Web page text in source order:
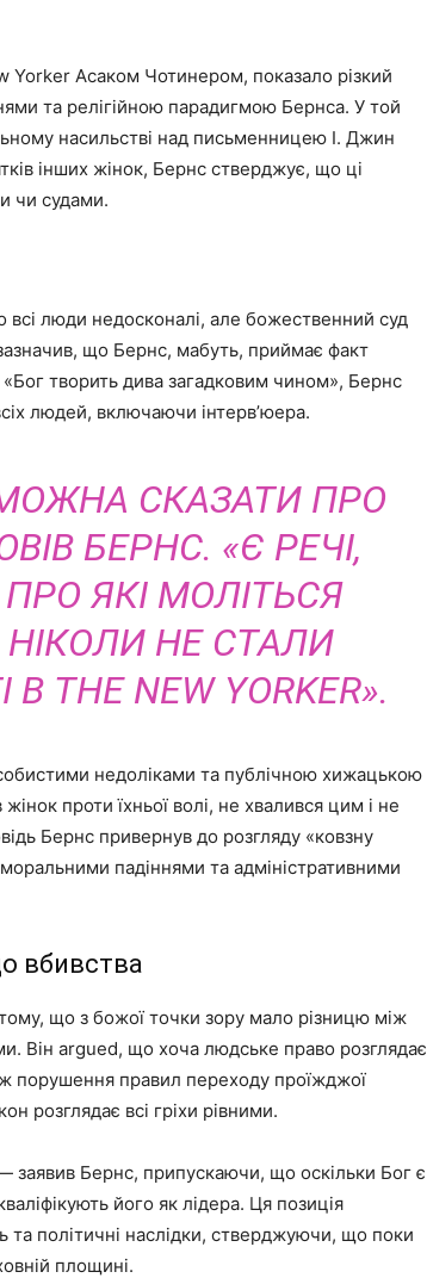
Yorker Асаком Чотинером, показало різкий
та релігійною парадигмою Бернса. У той
насильстві над письменницею І. Джин
інших жінок, Бернс стверджує, що ці
чи судами.
всі люди недосконалі, але божественний суд
що Бернс, мабуть, приймає факт
творить дива загадковим чином», Бернс
людей, включаючи інтерв’юера.
СКАЗАТИ ПРО
БЕРНС. «Є РЕЧІ,
ЯКІ МОЛІТЬСЯ
НЕ СТАЛИ
NEW YORKER».
недоліками та публічною хижацькою
проти їхньої волі, не хвалився цим і не
Бернс привернув до розгляду «ковзну
падіннями та адміністративними
вбивства
що з божої точки зору мало різницю між
Він argued, що хоча людське право розглядає
порушення правил переходу проїжджої
розглядає всі гріхи рівними.
заявив Бернс, припускаючи, що оскільки Бог є
його як лідера. Ця позиція
та політичні наслідки, стверджуючи, що поки
площині.